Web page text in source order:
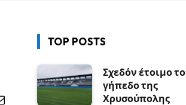
TOP POSTS
Σχεδόν έτοιμο το
γήπεδο της
Χρυσούπολης